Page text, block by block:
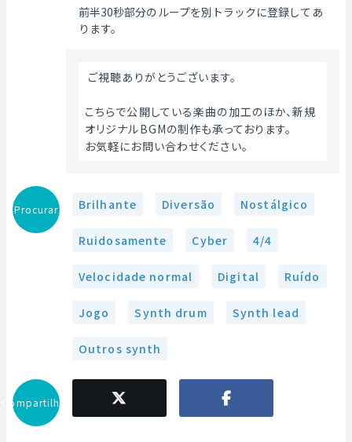
前半30秒部分のループを別トラックに登録してあ
ります。
ご視聴ありがとうございます。
こちらで公開している楽曲の加工のほか、新規
オリジナルBGMの制作も承っております。
お気軽にお問い合わせください。
Procurar Brilhante Diversão Nostálgico
Ruidosamente Cyber 4/4
Velocidade normal Digital Ruído
Jogo Synth drum Synth lead
Outros synth
Compartilhar